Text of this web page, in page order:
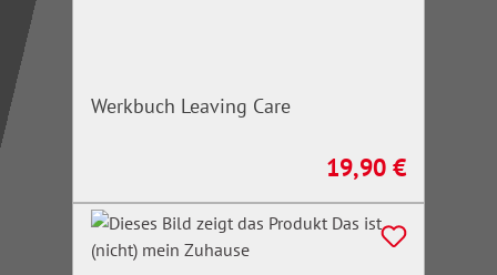
Werkbuch Leaving Care
Regulärer Preis:
19,90 €